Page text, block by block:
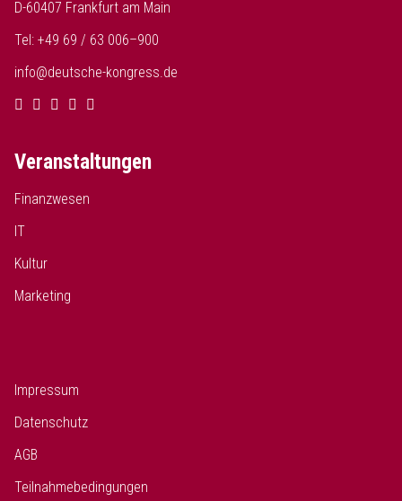
D-60407 Frankfurt am Main
Tel: +49 69 / 63 006–900
info@deutsche-kongress.de
Veranstaltungen
Finanzwesen
IT
Kultur
Marketing
Impressum
Datenschutz
AGB
Teilnahmebedingungen